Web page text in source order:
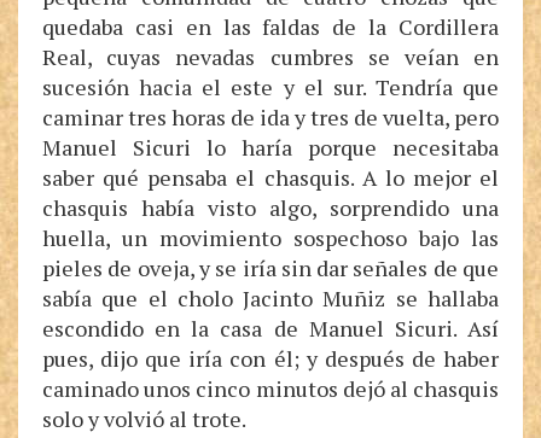
quedaba casi en las faldas de la Cordillera
Real, cuyas nevadas cumbres se veían en
sucesión hacia el este y el sur. Tendría que
caminar tres horas de ida y tres de vuelta, pero
Manuel Sicuri lo haría porque necesitaba
saber qué pensaba el chasquis. A lo mejor el
chasquis había visto algo, sorprendido una
huella, un movimiento sospechoso bajo las
pieles de oveja, y se iría sin dar señales de que
sabía que el cholo Jacinto Muñiz se hallaba
escondido en la casa de Manuel Sicuri. Así
pues, dijo que iría con él; y después de haber
caminado unos cinco minutos dejó al chasquis
solo y volvió al trote.